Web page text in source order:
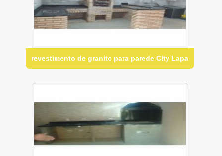
revestimento de granito para parede City Lapa